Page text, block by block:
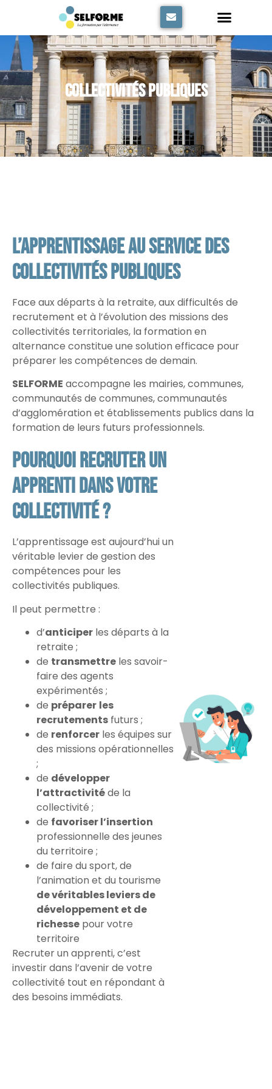
Collectivités Publiques
L’apprentissage au service des
collectivités publiques
Face aux départs à la retraite, aux difficultés de
recrutement et à l’évolution des missions des
collectivités territoriales, la formation en
alternance constitue une solution efficace pour
préparer les compétences de demain.
SELFORME accompagne les mairies, communes,
communautés de communes, communautés
d’agglomération et établissements publics dans la
formation de leurs futurs professionnels.
Pourquoi recruter un
apprenti dans votre
collectivité ?
L’apprentissage est aujourd’hui un
véritable levier de gestion des
compétences pour les
collectivités publiques.
Il peut permettre :
d’anticiper les départs à la
retraite ;
de transmettre les savoir-
faire des agents
expérimentés ;
de préparer les
recrutements futurs ;
de renforcer les équipes sur
des missions opérationnelles
;
de développer
l’attractivitéde la
collectivité ;
de favoriser l’insertion
professionnelle des jeunes
du territoire ;
de faire du sport, de
l’animation et du tourisme
de véritables leviers de
développement et de
richesse pour votre
territoire
Recruter un apprenti, c’est
investir dans l’avenir de votre
collectivité tout en répondant à
des besoins immédiats.
Panneau de gestion des cookies